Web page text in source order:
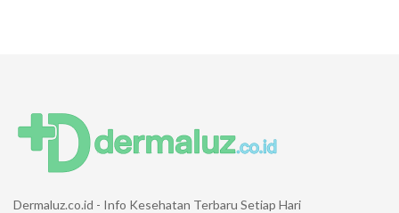
Dermaluz.co.id - Info Kesehatan Terbaru Setiap Hari